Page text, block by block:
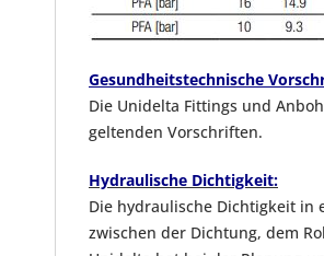
Gesundheitstechnische
Die Unidelta Fittings und
geltenden Vorschriften.
Hydraulische Dichtigkeit:
Die hydraulische Dichtigkeit in
zwischen der Dichtung, dem